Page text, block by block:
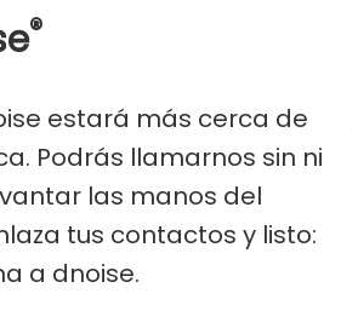
®
estará más cerca de
Podrás llamarnos sin ni
las manos del
tus contactos y listo:
a dnoise.